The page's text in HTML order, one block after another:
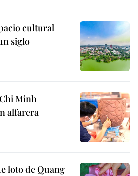
cultural
siglo
Minh
alfarera
loto de Quang